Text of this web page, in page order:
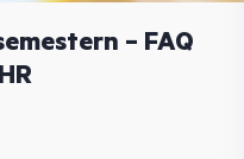
– FAQ